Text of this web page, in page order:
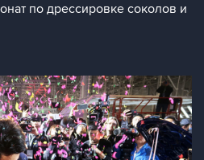
по дрессировке соколов и